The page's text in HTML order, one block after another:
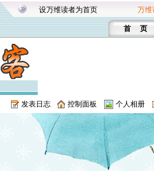
设万维读者为首页 万维
首 页
发表日志 控制面板 个人相册